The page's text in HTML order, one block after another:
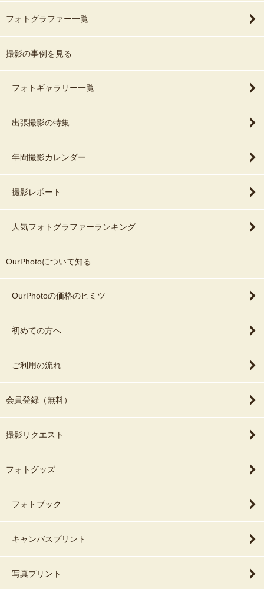
フォトグラファー一覧
撮影の事例を見る
フォトギャラリー一覧
出張撮影の特集
年間撮影カレンダー
撮影レポート
人気フォトグラファーランキング
OurPhotoについて知る
OurPhotoの価格のヒミツ
初めての方へ
ご利用の流れ
会員登録（無料）
撮影リクエスト
フォトグッズ
フォトブック
キャンバスプリント
写真プリント